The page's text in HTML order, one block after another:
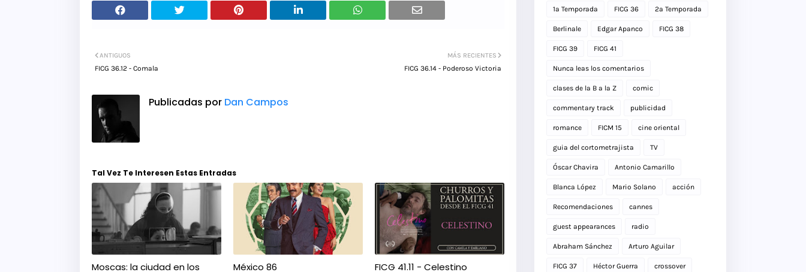
MÁS RECIENTES
FICG 36.14 - Poderoso Victoria
ANTIGUOS
FICG 36.12 - Comala
Publicadas por Dan Campos
Tal Vez Te Interesen Estas Entradas
Moscas: la ciudad en los
México 86 FICG 41.11 - Celestino
1a Temporada FICG 36 2a Temporada
Berlinale Edgar Apanco FICG 38
FICG 39 FICG 41
Nunca leas los comentarios
clases de la B a la Z comic
commentary track publicidad
romance FICM 15 cine oriental
guia del cortometrajista TV
Óscar Chavira Antonio Camarillo
Blanca López Mario Solano acción
Recomendaciones cannes
guest appearances radio
Abraham Sánchez Arturo Aguilar
FICG 37 Héctor Guerra crossover